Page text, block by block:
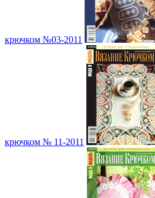
крючком №03-2011
крючком № 11-2011